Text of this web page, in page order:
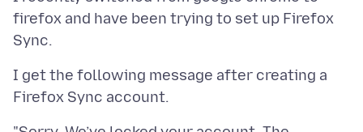
firefox and have been trying to set up Firefox
I get the following message after creating a